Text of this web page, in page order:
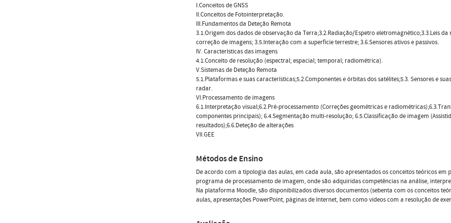
I.Conceitos de GNSS
II.Conceitos de Fotointerpretação.
III.Fundamentos da Deteção Remota
3.1.Origem dos dados de observação da Terra;3.2.Radiação/Espetro eletromagnético;3.3.Leis
correção de imagens; 3.5.Interação com a superfície terrestre; 3.6.Sensores ativos e passivos.
IV. Características das imagens
4.1.Conceito de resolução (espectral; espacial; temporal; radiométrica).
V.Sistemas de Deteção Remota
5.1.Plataformas e suas características;5.2.Componentes e órbitas dos satélites;5.3. Sensores e
radar.
VI.Processamento de imagens
6.1.Interpretação visual;6.2.Pré-processamento (Correções geométricas e
componentes principais); 6.4.Segmentação multi-resolução; 6.5.Classificação de imagem
resultados);6.6.Deteção de alterações
VII.GEE
Métodos de Ensino
De acordo com a tipologia das aulas, em cada aula, são apresentados os conceitos teóricos
programa de processamento de imagem, onde são adquiridas competências na análise,
Na plataforma Moodle, são disponibilizados diversos documentos (sebenta com os conceitos
aulas, apresentações PowerPoint, páginas de Internet, bem como videos com a resolução de